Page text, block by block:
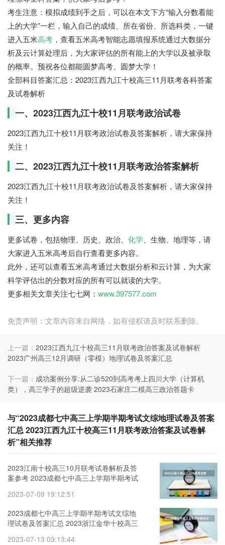
考生注意：模拟成绩到手之后， 可以在本文下方“输入分数看能
上的大学”一栏，输入自己的成绩、所在省份、所选科类，一键
进入五米高考 ，查看五米高考智能志愿填报系统通过大数据分
析及云计算处理后， 为大家评估的所有能上的大学以及被录取
的概率。预祝各位都能圆梦高考、圆梦大学！
全部科目答案汇总：2023江西九江十校高三11月联考各科答案
及试卷解析
一、2023江西九江十校11月联考政治试卷
2023江西九江十校11月联考政治试卷及答案解析，请大家保持
关注！
二、2023江西九江十校11月联考政治答案解析
2023江西九江十校11月联考政治试卷及答案解析，请大家保持
关注！
三、更多内容
更多试卷，包括物理、历史、政治、 化学、生物、地理等，请
大家进入五米高考后自行查看更多内容。
此外，还可以查看五米高考通过大数据分析和云计算，为大家
科学评估出的分数对应的所有可以就读的大学。
更多相关文章关注七七网： www.397577.com
免责声明：文章内容来自网络，如有侵权请及时联系删除。
上一篇： 2023江西九江十校高三11月联考政治答案及试卷解析
2023广州高三12月调研（零模）地理试卷及答案汇总
下一篇： 成功案例分享:从二诊520到高考考上四川大学（计算机
类），高三学子的超级逆袭 2023石家庄二模高三政治答题卡
与“2023成都七中高三上学期半期考试文综地理试卷及答案
汇总 2023江西九江十校高三11月联考政治答案及试卷解
析”相关推荐
2023江南十校高三10月联考试卷解析及答
案参考 2023成都七中高三上学期半期考试
2023-07-09 19:12:51
2023成都七中高三上学期半期考试文综地
理试卷及答案汇总 2023浙江金华十校高三
2023-07-13 03:13:44